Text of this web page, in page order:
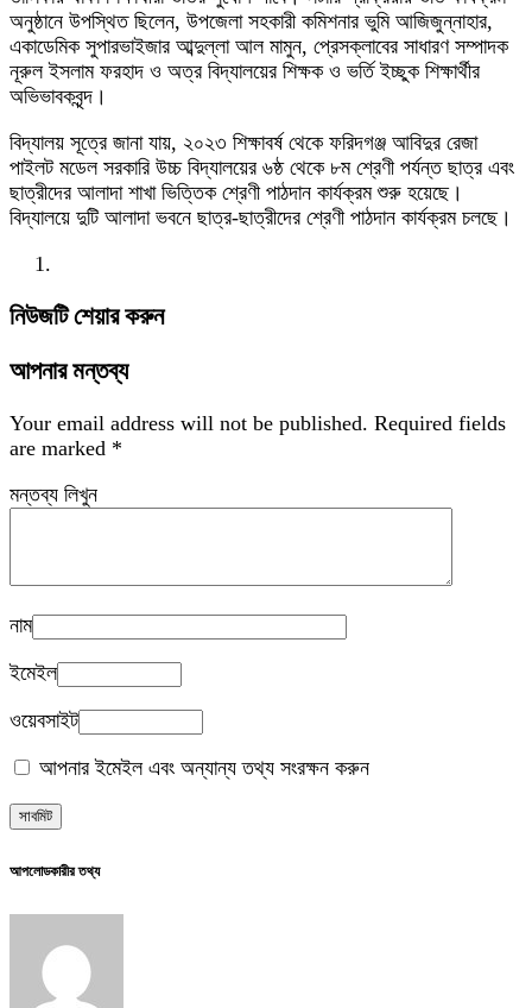
অনুষ্ঠানে উপস্থিত ছিলেন, উপজেলা সহকারী কমিশনার ভুমি আজিজুন্নাহার,
একাডেমিক সুপারভাইজার আব্দুল্লা আল মামুন, প্রেসক্লাবের সাধারণ সম্পাদক
নূরুল ইসলাম ফরহাদ ও অত্র বিদ্যালয়ের শিক্ষক ও ভর্তি ইচ্ছুক শিক্ষার্থীর
অভিভাবকবৃন্দ।
বিদ্যালয় সূত্রে জানা যায়, ২০২৩ শিক্ষাবর্ষ থেকে ফরিদগঞ্জ আবিদুর রেজা
পাইলট মডেল সরকারি উচ্চ বিদ্যালয়ের ৬ষ্ঠ থেকে ৮ম শ্রেণী পর্যন্ত ছাত্র এবং
ছাত্রীদের আলাদা শাখা ভিত্তিক শ্রেণী পাঠদান কার্যক্রম শুরু হয়েছে।
বিদ্যালয়ে দুটি আলাদা ভবনে ছাত্র-ছাত্রীদের শ্রেণী পাঠদান কার্যক্রম চলছে।
নিউজটি শেয়ার করুন
আপনার মন্তব্য
Your email address will not be published. Required fields
are marked *
মন্তব্য লিখুন
নাম
ইমেইল
ওয়েবসাইট
আপনার ইমেইল এবং অন্যান্য তথ্য সংরক্ষন করুন
আপলোডকারীর তথ্য